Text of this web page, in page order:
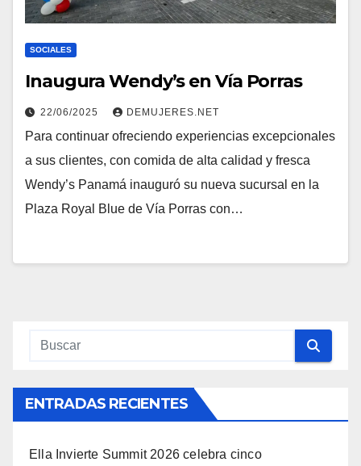
SOCIALES
Inaugura Wendy’s en Vía Porras
22/06/2025 DEMUJERES.NET
Para continuar ofreciendo experiencias excepcionales
a sus clientes, con comida de alta calidad y fresca
Wendy’s Panamá inauguró su nueva sucursal en la
Plaza Royal Blue de Vía Porras con…
ENTRADAS RECIENTES
Ella Invierte Summit 2026 celebra cinco